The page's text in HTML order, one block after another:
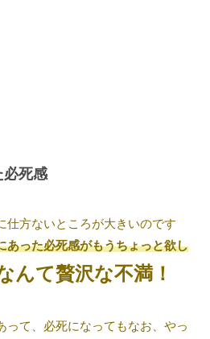
必死感
仕方ないところが大きいのです
あった必死感がもうちょっと欲し
んて贅沢な不満！
って、必死になってもなお、やっ